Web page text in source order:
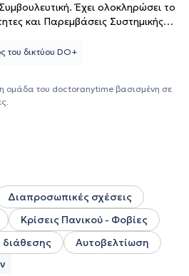
Έχει ολοκληρώσει το
και Παρεμβάσεις Συστημικής
και κατέχει Πιστοποιητικό
πεποιθήσεων, με σκοπό
και να ακολουθήσει το δικό του
στηρίζει γυναίκες που νιώθουν
και τη ζωή τους, ώστε να
αυτοεκτίμηση και ελευθερία
ατομικές συνεδρίες και
όπως: χαμηλή αυτοεκτίμηση και
διαπροσωπικές σχέσεις,
πένθος και απώλεια, άγχος και
εκπαιδευτεί επίσης σε προσεγγίσεις
στην ενίσχυση του εσωτερικού
του δικτύου DO+
η ομάδα του doctoranytime βασισμένη σε
Διαπροσωπικές σχέσεις
Κρίσεις Πανικού - Φοβίες
διάθεσης
Αυτοβελτίωση